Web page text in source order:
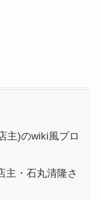
主)のwiki風プロ
主・石丸清隆さ